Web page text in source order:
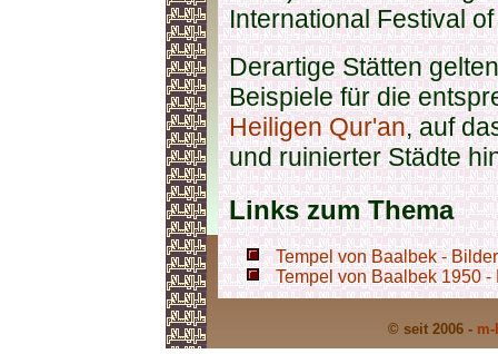
International Festival
Derartige Stätten
Beispiele für die
Heiligen Qur'an, auf
und ruinierter Städte
Links zum Thema
Tempel von Baalbek -
Tempel von Baalbek 1950
© seit 2006 -